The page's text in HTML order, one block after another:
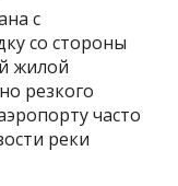
с
со стороны
жилой
резкого
часто
реки